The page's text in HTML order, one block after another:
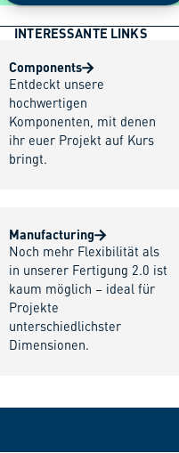
INTERESSANTE LINKS
Components
Entdeckt unsere
hochwertigen
Komponenten, mit denen
ihr euer Projekt auf Kurs
bringt.
Manufacturing
Noch mehr Flexibilität als
in unserer Fertigung 2.0 ist
kaum möglich – ideal für
Projekte
unterschiedlichster
Dimensionen.